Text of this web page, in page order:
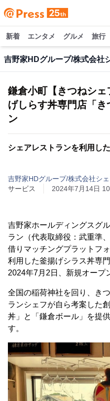
新着 エンタメ グルメ 旅行
鎌倉小町【きつねシ
げしらす丼専門店「
ン
シェアレストランを利用し
吉野家HDグループ/株式会社シ
サービス
2024年7月14日
吉野家ホールディングスグ
ラン（代表取締役：武重準
借りマッチングプラットフ
利用した釜揚げシラス丼専
2024年7月2日、新規オープ
全国の稲荷神社を回り、き
ランシェフが自ら考案した
丼」と「鎌倉ボール」を提
す。